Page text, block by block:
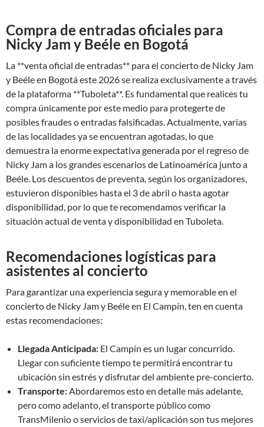
Compra de entradas oficiales para
Nicky Jam y Beéle en Bogotá
La **venta oficial de entradas** para el concierto de Nicky Jam
y Beéle en Bogotá este 2026 se realiza exclusivamente a través
de la plataforma **Tuboleta**. Es fundamental que realices tu
compra únicamente por este medio para protegerte de
posibles fraudes o entradas falsificadas. Actualmente, varias
de las localidades ya se encuentran agotadas, lo que
demuestra la enorme expectativa generada por el regreso de
Nicky Jam a los grandes escenarios de Latinoamérica junto a
Beéle. Los descuentos de preventa, según los organizadores,
estuvieron disponibles hasta el 3 de abril o hasta agotar
disponibilidad, por lo que te recomendamos verificar la
situación actual de venta y disponibilidad en Tuboleta.
Recomendaciones logísticas para
asistentes al concierto
Para garantizar una experiencia segura y memorable en el
concierto de Nicky Jam y Beéle en El Campín, ten en cuenta
estas recomendaciones:
Llegada Anticipada: El Campín es un lugar concurrido.
Llegar con suficiente tiempo te permitirá encontrar tu
ubicación sin estrés y disfrutar del ambiente pre-concierto.
Transporte:Abordaremos esto en detalle más adelante,
pero como adelanto, el transporte público como
TransMilenio o servicios de taxi/aplicación son tus mejores